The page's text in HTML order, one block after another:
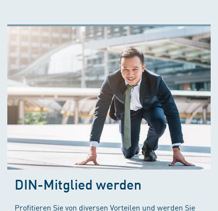
DIN-Mitglied werden
Profitieren Sie von diversen Vorteilen und werden Sie